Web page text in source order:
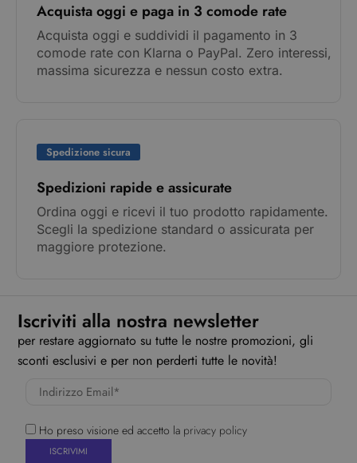
Acquista oggi e paga in 3 comode rate
Acquista oggi e suddividi il pagamento in 3
comode rate con Klarna o PayPal. Zero interessi,
massima sicurezza e nessun costo extra.
Spedizione sicura
Spedizioni rapide e assicurate
Ordina oggi e ricevi il tuo prodotto rapidamente.
Scegli la spedizione standard o assicurata per
maggiore protezione.
Iscriviti alla nostra newsletter
per restare aggiornato su tutte le nostre promozioni, gli
sconti esclusivi e per non perderti tutte le novità!
Ho preso visione ed accetto la privacy policy